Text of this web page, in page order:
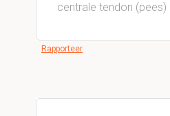
centrale tendon (pees)
Rapporteer